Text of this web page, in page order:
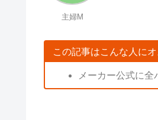
主婦M
この記事はこんな人にオ
メーカー公式に